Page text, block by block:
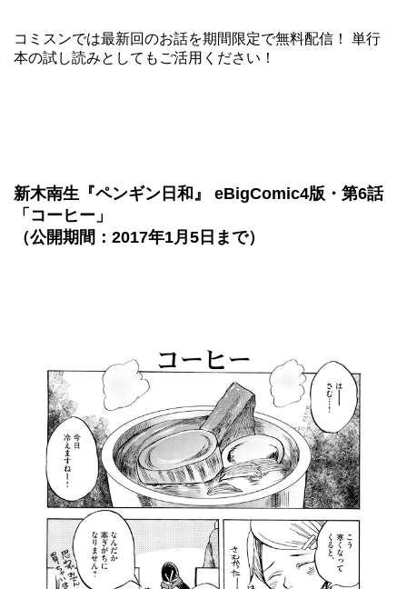
コミスンでは最新回のお話を期間限定で無料配信！ 単行
本の試し読みとしてもご活用ください！
新木南生『ペンギン日和』 eBigComic4版・第6話
「コーヒー」
（公開期間：2017年1月5日まで）